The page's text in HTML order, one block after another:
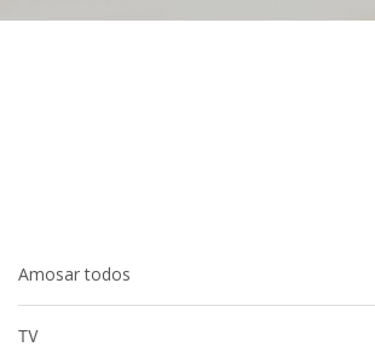
Amosar todos
TV